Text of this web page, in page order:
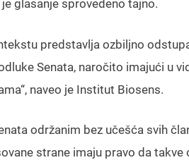
glasanje sprovedeno tajno.
predstavlja ozbiljno
Senata, naročito imajući u
naveo je Institut Biosens.
održanim bez učešća svih
strane imaju pravo da